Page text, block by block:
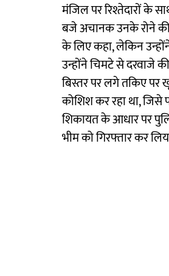
मंजिल पर रिश्तेदारों के
बजे अचानक उनके रोने
के लिए कहा, लेकिन
उन्होंने चिमटे से दरवाजे
बिस्तर पर लगे तकिए पर
कोशिश कर रहा था, जिसे
शिकायत के आधार पर
भीम को गिरफ्तार कर